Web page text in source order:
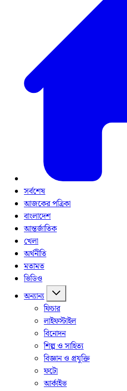
সর্বশেষ
আজকের পত্রিকা
বাংলাদেশ
আন্তর্জাতিক
খেলা
অর্থনীতি
মতামত
ভিডিও
অন্যান্য
ফিচার
লাইফস্টাইল
বিনোদন
শিল্প ও সাহিত্য
বিজ্ঞান ও প্রযুক্তি
ফটো
আর্কাইভ